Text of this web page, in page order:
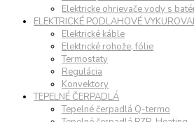
Elektricke ohrievače vody s
ELEKTRICKÉ PODLAHOVÉ
Elektrické káble
Elektrické rohože, fólie
Termostaty
Regulácia
Konvektory
TEPELNÉ ČERPADLÁ
Tepelné čerpadlá Q-termo